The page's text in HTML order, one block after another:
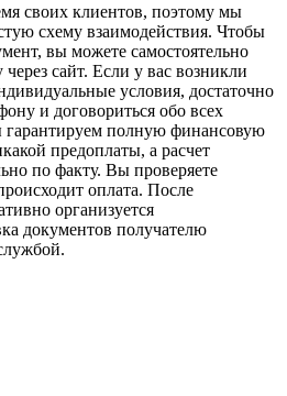
своих клиентов, поэтому мы
схему взаимодействия. Чтобы
вы можете самостоятельно
сайт. Если у вас возникли
условия, достаточно
и договориться обо всех
полную финансовую
предоплаты, а расчет
по факту. Вы проверяете
оплата. После
организуется
документов получателю